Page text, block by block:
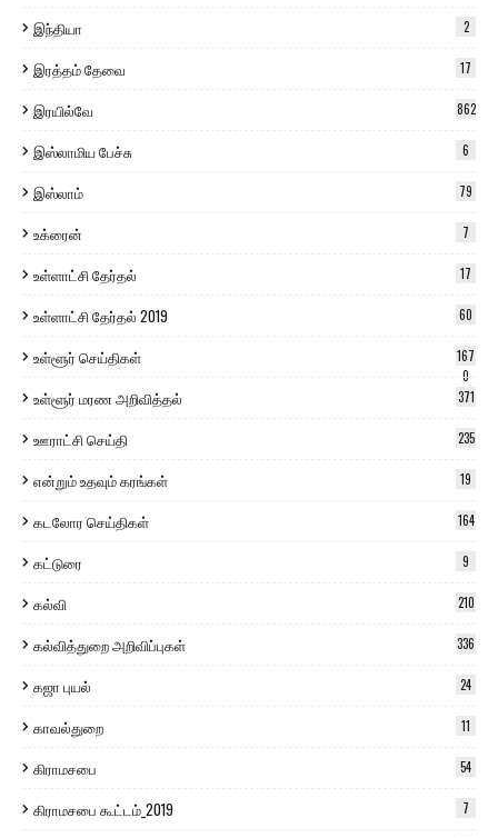
இந்தியா 2
இரத்தம் தேவை 17
இரயில்வே 862
இஸ்லாமிய பேச்சு 6
இஸ்லாம் 79
உக்ரைன் 7
உள்ளாட்சி தேர்தல் 17
உள்ளாட்சி தேர்தல் 2019 60
உள்ளூர் செய்திகள்
167
0
உள்ளூர் மரண அறிவித்தல் 371
ஊராட்சி செய்தி 235
என்றும் உதவும் கரங்கள் 19
கடலோர செய்திகள் 164
கட்டுரை 9
கல்வி 210
கல்வித்துறை அறிவிப்புகள் 336
கஜா புயல் 24
காவல்துறை 11
கிராமசபை 54
கிராமசபை கூட்டம்_2019 7